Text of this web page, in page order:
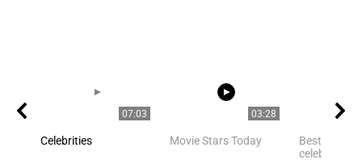
07:03
Celebrities
03:28
Movie Stars Today
Best
celebrities